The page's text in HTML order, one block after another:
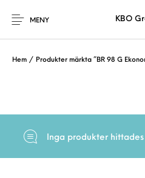
MENY KBO
Hem / Produkter märkta ”BR 98 G
Inga produkter